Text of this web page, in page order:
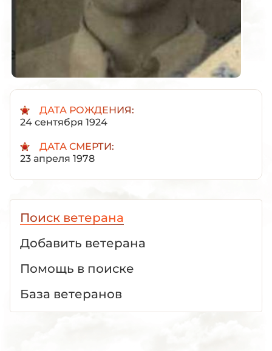
ДАТА РОЖДЕНИЯ:
24 сентября 1924
ДАТА СМЕРТИ:
23 апреля 1978
Поиск ветерана
Добавить ветерана
Помощь в поиске
База ветеранов